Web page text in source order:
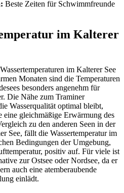
Beste Zeiten für Schwimmfreunde
im Kalterer
im Kalterer See
Monaten sind die Temperaturen
besonders angenehm für
Die Nähe zum Traminer
Wasserqualität optimal bleibt,
gleichmäßige Erwärmung des
zu den anderen Seen in der
See, fällt die Wassertemperatur im
Bedingungen der Umgebung,
positiv auf. Für viele ist
zur Ostsee oder Nordsee, da er
auch eine atemberaubende
einlädt.